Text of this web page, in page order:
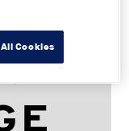
Cookies